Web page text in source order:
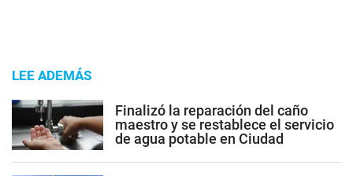
LEE ADEMÁS
Finalizó la reparación del caño
maestro y se restablece el servicio
de agua potable en Ciudad